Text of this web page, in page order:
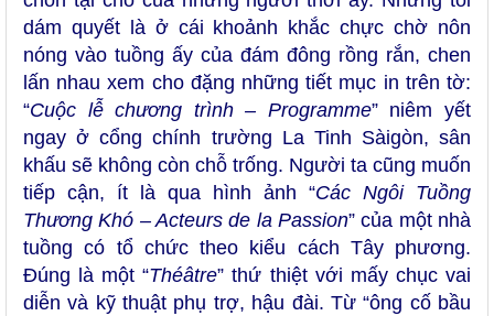
dám quyết là ở cái khoảnh khắc chực chờ nôn
nóng vào tuồng ấy của đám đông rồng rắn, chen
lấn nhau xem cho đặng những tiết mục in trên tờ:
“Cuộc lễ chương trình – Programme” niêm yết
ngay ở cổng chính trường La Tinh Sàigòn, sân
khấu sẽ không còn chỗ trống. Người ta cũng muốn
tiếp cận, ít là qua hình ảnh “Các Ngôi Tuồng
Thương Khó – Acteurs de la Passion” của một nhà
tuồng có tổ chức theo kiểu cách Tây phương.
Đúng là một “Théâtre” thứ thiệt với mấy chục vai
diễn và kỹ thuật phụ trợ, hậu đài. Từ “ông cố bầu